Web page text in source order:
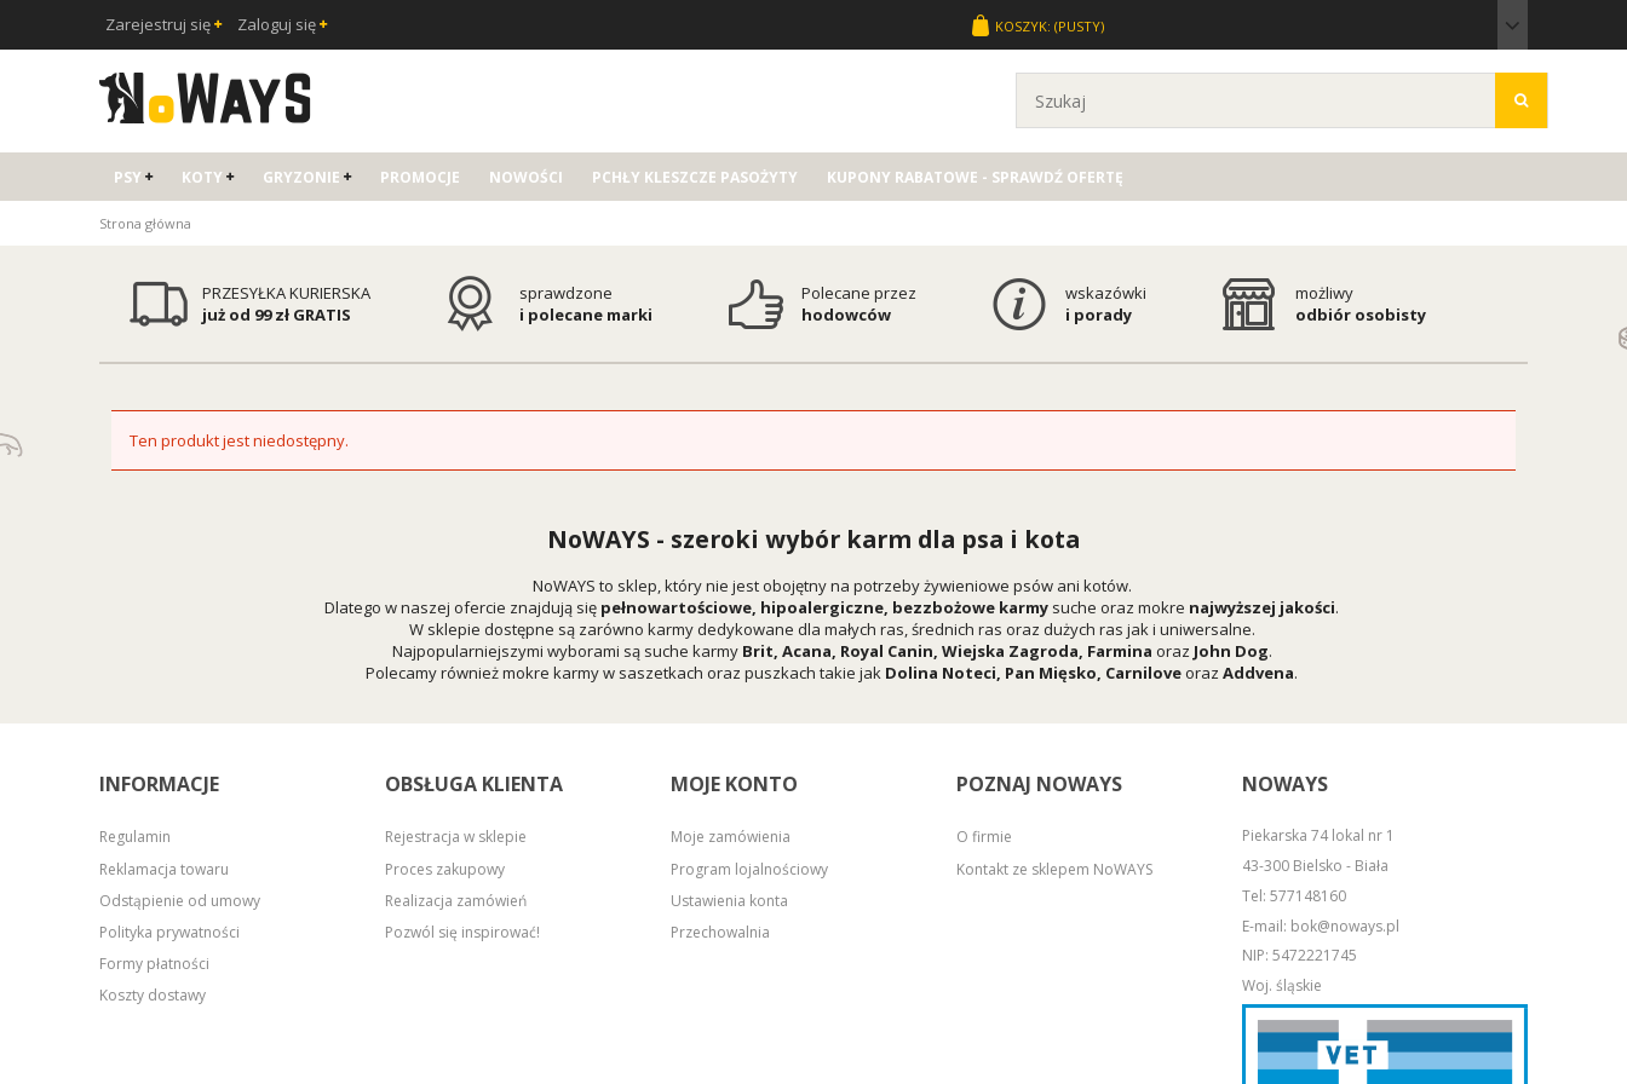
Zarejestruj się Zaloguj się KOSZYK: (PUSTY)
PSY KOTY GRYZONIE PROMOCJE NOWOŚCI PCHŁY KLESZCZE PASOŻYTY KUPONY RABATOWE - SPRAWDŹ OFERTĘ
Strona główna
PRZESYŁKA KURIERSKA
już od 99 zł GRATIS
sprawdzone
i polecane marki
Polecane przez
hodowców
wskazówki
i porady
możliwy
odbiór osobisty
Ten produkt jest niedostępny.
NoWAYS - szeroki wybór karm dla psa i kota
NoWAYS to sklep, który nie jest obojętny na potrzeby żywieniowe psów ani kotów.
Dlatego w naszej ofercie znajdują się pełnowartościowe, hipoalergiczne, bezzbożowe karmy suche oraz mokre najwyższej jakości.
W sklepie dostępne są zarówno karmy dedykowane dla małych ras, średnich ras oraz dużych ras jak i uniwersalne.
Najpopularniejszymi wyborami są suche karmy Brit, Acana, Royal Canin, Wiejska Zagroda, Farmina oraz John Dog.
Polecamy również mokre karmy w saszetkach oraz puszkach takie jak Dolina Noteci, Pan Mięsko, Carniloveoraz Addvena.
INFORMACJE
Regulamin
Reklamacja towaru
Odstąpienie od umowy
Polityka prywatności
Formy płatności
Koszty dostawy
OBSŁUGA KLIENTA
Rejestracja w sklepie
Proces zakupowy
Realizacja zamówień
Pozwól się inspirować!
MOJE KONTO
Moje zamówienia
Program lojalnościowy
Ustawienia konta
Przechowalnia
POZNAJ NOWAYS
O firmie
Kontakt ze sklepem NoWAYS
NOWAYS
Piekarska 74 lokal nr 1
43-300 Bielsko - Biała
Tel: 577148160
E-mail: bok@noways.pl
NIP: 5472221745
Woj. śląskie